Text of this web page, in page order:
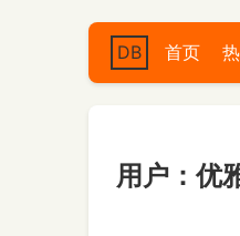
DB 首页
用户：优